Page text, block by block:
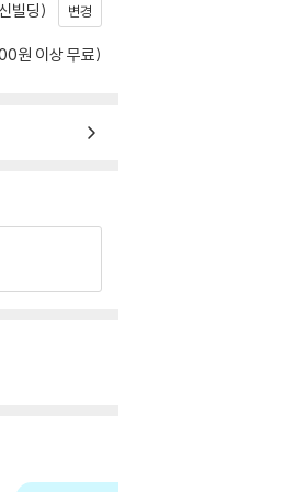
빌딩) 변경
원 이상 무료)